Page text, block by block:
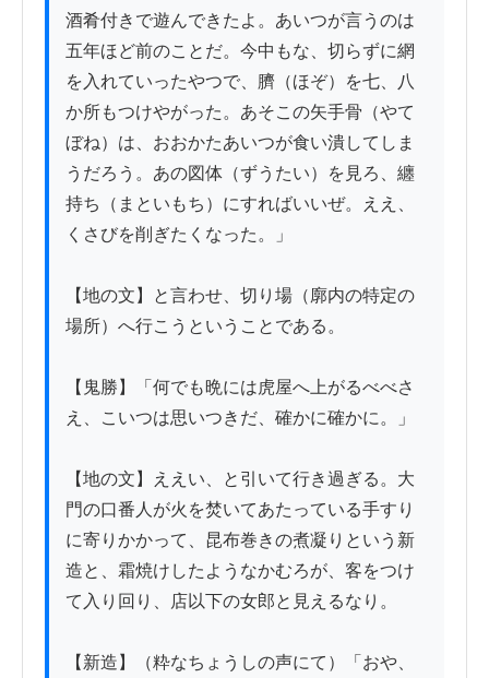
酒肴付きで遊んできたよ。あいつが言うのは
五年ほど前のことだ。今中もな、切らずに網
を入れていったやつで、臍（ほぞ）を七、八
か所もつけやがった。あそこの矢手骨（やて
ぼね）は、おおかたあいつが食い潰してしま
うだろう。あの図体（ずうたい）を見ろ、纏
持ち（まといもち）にすればいいぜ。ええ、
くさびを削ぎたくなった。」
【地の文】と言わせ、切り場（廓内の特定の
場所）へ行こうということである。
【鬼勝】「何でも晩には虎屋へ上がるべべさ
え、こいつは思いつきだ、確かに確かに。」
【地の文】ええい、と引いて行き過ぎる。大
門の口番人が火を焚いてあたっている手すり
に寄りかかって、昆布巻きの煮凝りという新
造と、霜焼けしたようなかむろが、客をつけ
て入り回り、店以下の女郎と見えるなり。
【新造】（粋なちょうしの声にて）「おや、